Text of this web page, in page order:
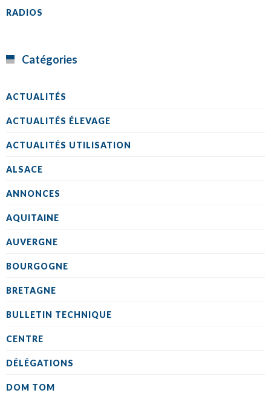
RADIOS
Catégories
ACTUALITÉS
ACTUALITÉS ÉLEVAGE
ACTUALITÉS UTILISATION
ALSACE
ANNONCES
AQUITAINE
AUVERGNE
BOURGOGNE
BRETAGNE
BULLETIN TECHNIQUE
CENTRE
DÉLÉGATIONS
DOM TOM